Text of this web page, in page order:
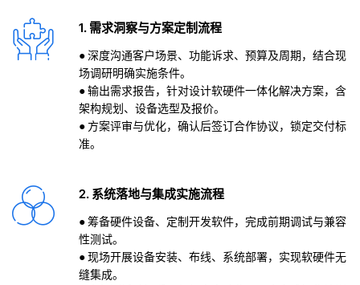
1. 需求洞察与方案定制流程
● 深度沟通客户场景、功能诉求、预算及周期，结合现
场调研明确实施条件。
● 输出需求报告，针对设计软硬件一体化解决方案，含
架构规划、设备选型及报价。
● 方案评审与优化，确认后签订合作协议，锁定交付标
准。
2. 系统落地与集成实施流程
● 筹备硬件设备、定制开发软件，完成前期调试与兼容
性测试。
● 现场开展设备安装、布线、系统部署，实现软硬件无
缝集成。